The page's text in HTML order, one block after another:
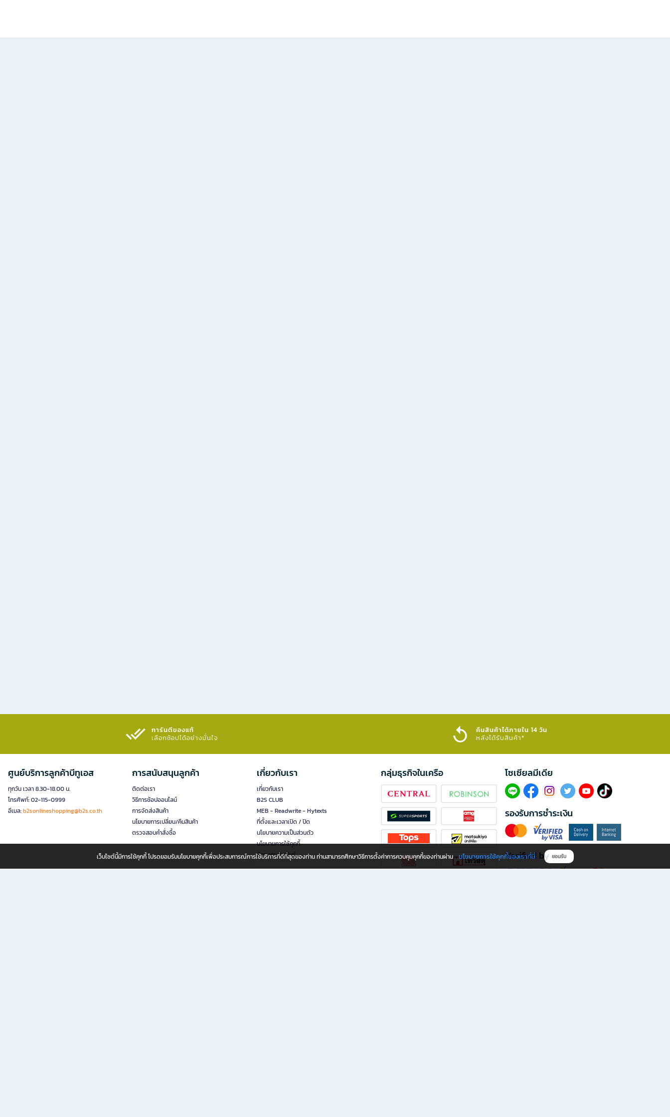
การันตีของแท้
เลือกช้อปได้อย่างมั่นใจ​
คืนสินค้าได้ภายใน 14 วัน
หลังได้รับสินค้า*
ศูนย์บริการลูกค้าบีทูเอส
ทุกวัน เวลา 8.30-18.00 น.
โทรศัพท์: 02-115-0999
อีเมล:b2sonlineshopping@b2s.co.th
การสนับสนุนลูกค้า
ติดต่อเรา
วิธีการช้อปออนไลน์
การจัดส่งสินค้า
นโยบายการเปลี่ยน/คืนสินค้า
ตรวจสอบคำสั่งซื้อ
เกี่ยวกับเรา
เกี่ยวกับเรา
B2S CLUB
MEB - Readwrite - Hytexts
ที่ตั้งและเวลาเปิด / ปิด
นโยบายความเป็นส่วนตัว
นโยบายการใช้คุกกี้
นักลงทุนสัมพันธ์
กลุ่มธุรกิจในเครือ โซเซียลมีเดีย​
รองรับการชำระเงิน
Verified by
เว็บไซต์นี้มีการใช้คุกกี้ โปรดยอมรับนโยบายคุกกี้เพื่อประสบการณ์การใช้บริการที่ดีที่สุดของท่าน ท่านสามารถศึกษาวิธีการตั้งค่าการควบคุมคุกกี้ของท่านผ่าน นโยบายการใช้คุกกี้ของเราที่นี่ ยอมรับ